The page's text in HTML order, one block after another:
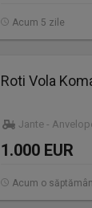
Acum 5 zile
Roti Vola
Jante -
1.000 EUR
Acum o